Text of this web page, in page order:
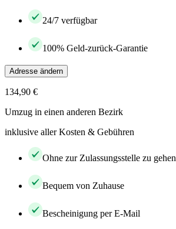
24/7 verfügbar
100% Geld-zurück-Garantie
Adresse ändern
134,90 €
Umzug in einen anderen Bezirk
inklusive aller Kosten & Gebühren
Ohne zur Zulassungsstelle zu gehen
Bequem von Zuhause
Bescheinigung per E-Mail